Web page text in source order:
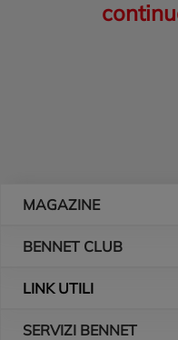
MAGAZINE
BENNET CLUB
LINK UTILI
SERVIZI BENNET